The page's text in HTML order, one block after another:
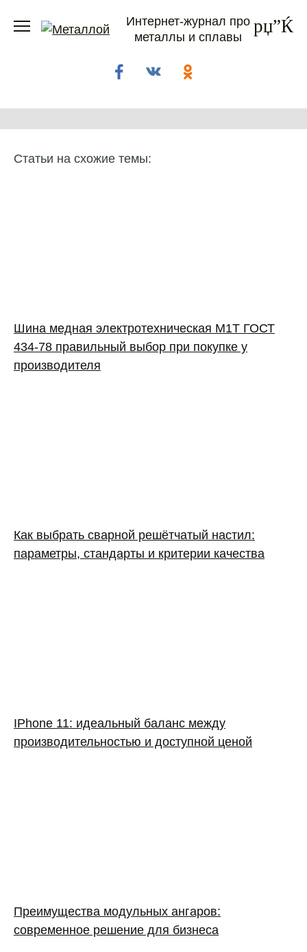
Интернет-журнал про
металлы и сплавы
Статьи на схожие темы:
Шина медная электротехническая М1Т ГОСТ
434-78 правильный выбор при покупке у
производителя
Как выбрать сварной решётчатый настил:
параметры, стандарты и критерии качества
IPhone 11: идеальный баланс между
производительностью и доступной ценой
Преимущества модульных ангаров:
современное решение для бизнеса